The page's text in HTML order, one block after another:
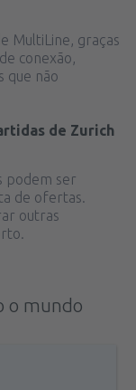
MultiLine, graças
conexão,
que não
de Zurich
podem ser
de ofertas.
outras
o mundo